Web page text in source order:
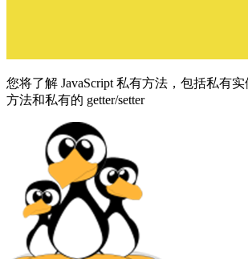
您将了解 JavaScript 私有方法，包括私有
方法和私有的 getter/setter